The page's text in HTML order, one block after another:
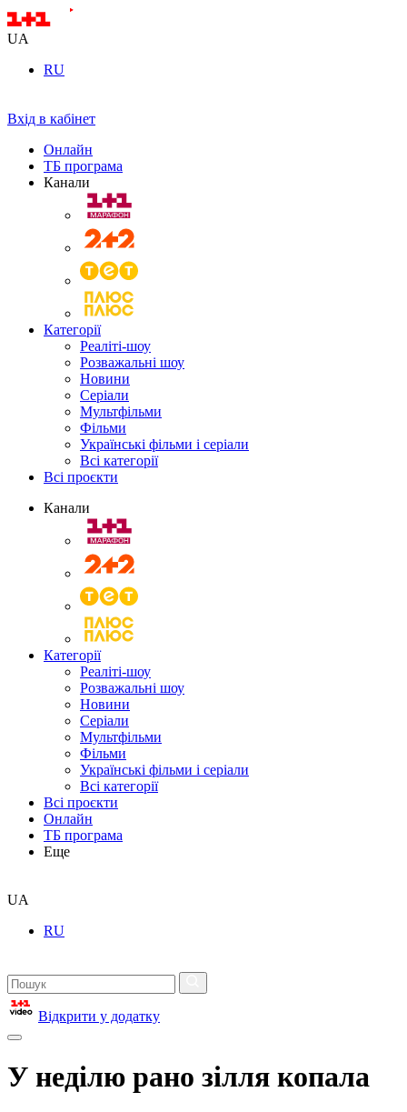
UA
RU
Вхід в кабінет
Онлайн
ТБ програма
Канали
Категорії
Реаліті-шоу
Розважальні шоу
Новини
Серіали
Мультфільми
Фільми
Українські фільми і серіали
Всі категорії
Всі проєкти
Канали
Категорії
Реаліті-шоу
Розважальні шоу
Новини
Серіали
Мультфільми
Фільми
Українські фільми і серіали
Всі категорії
Всі проєкти
Онлайн
ТБ програма
Еще
UA
RU
Відкрити у додатку
У неділю рано зілля копала